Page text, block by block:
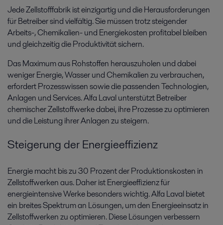
Jede Zellstofffabrik ist einzigartig und die Herausforderungen
für Betreiber sind vielfältig. Sie müssen trotz steigender
Arbeits-, Chemikalien- und Energiekosten profitabel bleiben
und gleichzeitig die Produktivität sichern.
Das Maximum aus Rohstoffen herauszuholen und dabei
weniger Energie, Wasser und Chemikalien zu verbrauchen,
erfordert Prozesswissen sowie die passenden Technologien,
Anlagen und Services. Alfa Laval unterstützt Betreiber
chemischer Zellstoffwerke dabei, ihre Prozesse zu optimieren
und die Leistung ihrer Anlagen zu steigern.
Steigerung der Energieeffizienz
Energie macht bis zu 30 Prozent der Produktionskosten in
Zellstoffwerken aus. Daher ist Energieeffizienz für
energieintensive Werke besonders wichtig. Alfa Laval bietet
ein breites Spektrum an Lösungen, um den Energieeinsatz in
Zellstoffwerken zu optimieren. Diese Lösungen verbessern